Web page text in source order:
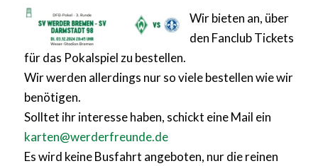
Wir bieten an, über
den Fanclub Tickets
für das Pokalspiel zu bestellen.
Wir werden allerdings nur so viele bestellen wie wir
benötigen.
Solltet ihr interesse haben, schickt eine Mail ein
karten@werderfreunde.de
Es wird keine Busfahrt angeboten, nur die reinen